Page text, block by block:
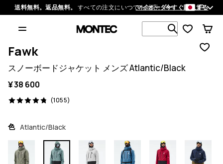
送料無料。返品無料。 すべての注文にいつでも対応。今すぐ購入する
マイオーダー JP
1 000以上
Fawk
スノーボードジャケット メンズ Atlantic/Black
¥ 38 600
(1055)
1055 レビュー, 4.8/5
色 Atlantic/Black